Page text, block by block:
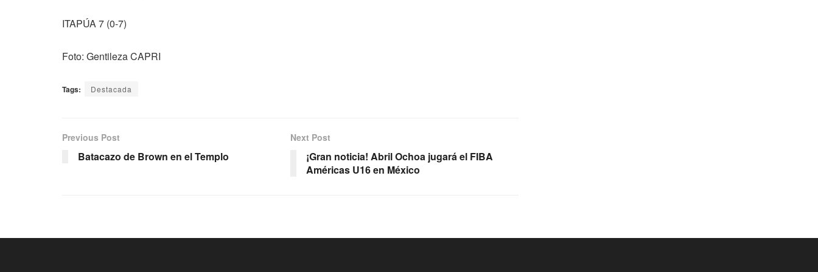
ITAPÚA 7 (0-7)
Foto: Gentileza CAPRI
Tags: Destacada
Previous Post
Batacazo de Brown en el Templo
Next Post
¡Gran noticia! Abril Ochoa jugará el FIBA
Américas U16 en México